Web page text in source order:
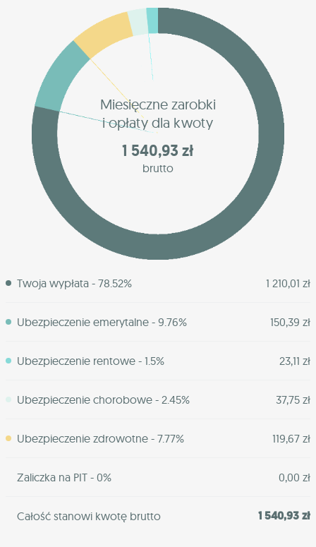
Miesięczne zarobki
i opłaty dla kwoty
1 540,93 zł
brutto
Twoja wypłata - 78.52% 1 210,01 zł
Ubezpieczenie emerytalne - 9.76% 150,39 zł
Ubezpieczenie rentowe - 1.5% 23,11 zł
Ubezpieczenie chorobowe - 2.45% 37,75 zł
Ubezpieczenie zdrowotne - 7.77% 119,67 zł
Zaliczka na PIT - 0% 0,00 zł
Całość stanowi kwotę brutto 1 540,93 zł